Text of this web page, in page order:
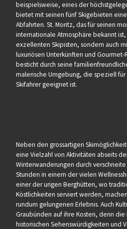
beispielsweise, eines der
bietet mit seinen fünf Skigebieten
Abfahrten. St. Moritz, das für seinen
internationale Atmosphäre bekannt
exzellenten Skipisten, sondern auch
luxuriösen Unterkünften und Gourmet-
besticht durch seine
malerische Umgebung, die speziell für
Skifahrer geeignet ist.
Neben den grossartigen
eine Vielzahl von Aktivitäten abseits
Winterwanderungen durch
Stunden in einem der vielen
einer der urigen Berghütten, wo
Köstlichkeiten serviert werden,
rundum gelungenen Erlebnis. Auch
Graubünden auf ihre Kosten, denn die
historischen Sehenswürdigkeiten und